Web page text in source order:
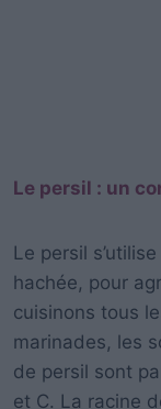
Le persil : un
Le persil
hachée, pour
cuisinons tous
marinades, les
de persil sont
et C. La racine